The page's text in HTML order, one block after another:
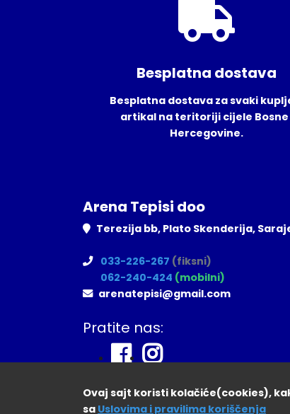
Besplatna dostava
Besplatna dostava za svaki
artikal na teritoriji cijele Bosne
Hercegovine.
Arena Tepisi doo
Terezija bb, Plato Skenderija,
033-226-267 (fiksni)
062-240-424 (mobilni)
arenatepisi@gmail.com
Pratite nas:
Ovaj sajt koristi kolačiće(cookies),
sa Uslovima i pravilima koriščenja